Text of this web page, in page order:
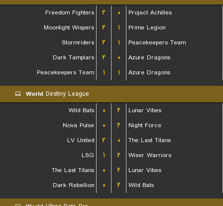
Freedom Fighters
۲ ۰
Project Achilles
Moonlight Wispers
۲ ۱
Prime Legion
Stormriders
۲ ۱
Peacekeepers Team
Dark Tamplars
۲ ۰
Azure Dragons
Peacekeepers Team
۱ ۱ Azure Dragons
World Destiny League
Wild Bats
۰ ۲
Lunar Vibes
Nova Pulse
۰ ۲
Night Force
LV United
۲ ۰
The Last Titans
LSG
۱ ۲
Wiser Warriors
The Last Titans
۰ ۲
Lunar Vibes
Dark Rebellion
۰ ۲ Wild Bats